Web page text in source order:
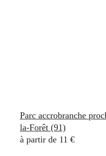
Parc accrobranche
la-Forêt (91)
à partir de 11 €